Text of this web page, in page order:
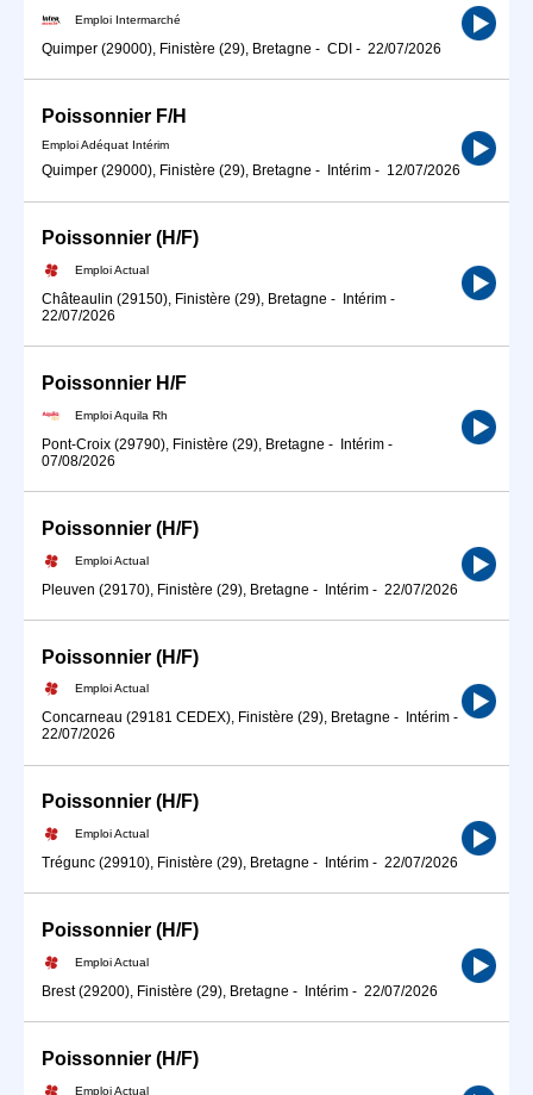
Emploi Intermarché
Quimper (29000), Finistère (29), Bretagne - CDI - 22/07/2026
Poissonnier F/H
Emploi Adéquat Intérim
Quimper (29000), Finistère (29), Bretagne - Intérim - 12/07/2026
Poissonnier (H/F)
Emploi Actual
Châteaulin (29150), Finistère (29), Bretagne - Intérim -
22/07/2026
Poissonnier H/F
Emploi Aquila Rh
Pont-Croix (29790), Finistère (29), Bretagne - Intérim -
07/08/2026
Poissonnier (H/F)
Emploi Actual
Pleuven (29170), Finistère (29), Bretagne - Intérim - 22/07/2026
Poissonnier (H/F)
Emploi Actual
Concarneau (29181 CEDEX), Finistère (29), Bretagne - Intérim -
22/07/2026
Poissonnier (H/F)
Emploi Actual
Trégunc (29910), Finistère (29), Bretagne - Intérim - 22/07/2026
Poissonnier (H/F)
Emploi Actual
Brest (29200), Finistère (29), Bretagne - Intérim - 22/07/2026
Poissonnier (H/F)
Emploi Actual